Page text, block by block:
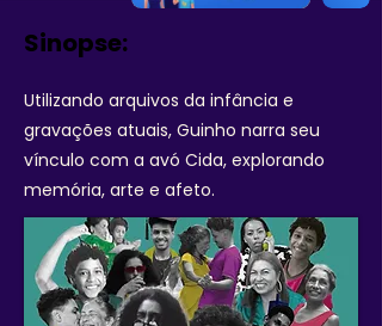
Sinopse:
Utilizando arquivos da infância e
gravações atuais, Guinho narra seu
vínculo com a avó Cida, explorando
memória, arte e afeto.